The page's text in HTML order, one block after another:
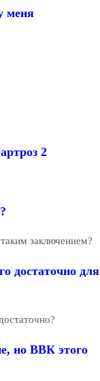
меня
2
заключением?
достаточно для
но ВВК этого